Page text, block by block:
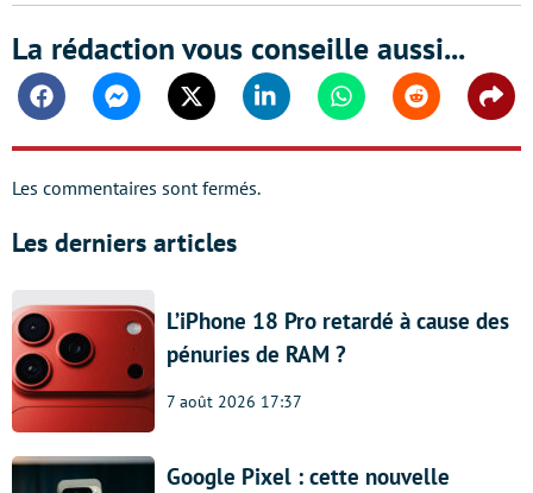
La rédaction vous conseille aussi...
FacebookMessengerTwitter Linkedin WhatsappReddit
Les commentaires sont fermés.
Les derniers articles
L’iPhone 18 Pro retardé à cause des
pénuries de RAM ?
7 août 2026 17:37
Google Pixel : cette nouvelle